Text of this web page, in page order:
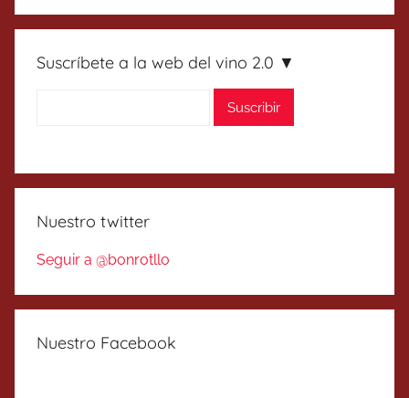
Suscríbete a la web del vino 2.0 ▼
Nuestro twitter
Seguir a @bonrotllo
Nuestro Facebook